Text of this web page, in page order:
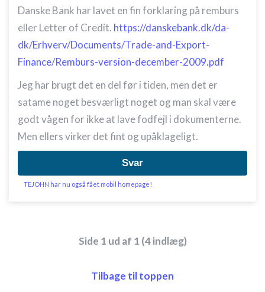
Danske Bank har lavet en fin forklaring på remburs
eller Letter of Credit. https://danskebank.dk/da-
dk/Erhverv/Documents/Trade-and-Export-
Finance/Remburs-version-december-2009.pdf
Jeg har brugt det en del før i tiden, men det er
satame noget besværligt noget og man skal være
godt vågen for ikke at lave fodfejl i dokumenterne.
Men ellers virker det fint og upåklageligt.
Svar
TEJOHN har nu også fået mobil homepage!
Side 1 ud af 1 (4 indlæg)
Tilbage til toppen